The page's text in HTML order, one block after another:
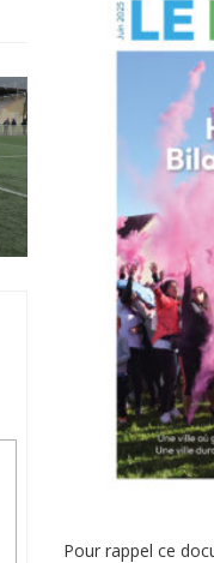
Pour rappel ce